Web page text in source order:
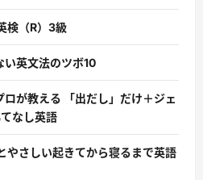
検（R）3級
い英文法のツボ10
ロが教える 「出だし」だけ＋ジェ
なし英語
やさしい起きてから寝るまで英語